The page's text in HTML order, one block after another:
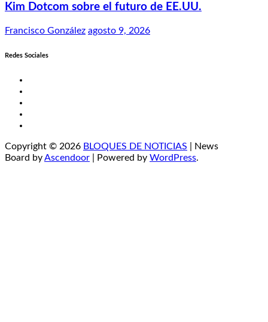
Kim Dotcom sobre el futuro de EE.UU.
Francisco González agosto 9, 2026
Redes Sociales
Copyright © 2026 BLOQUES DE NOTICIAS | News
Board byAscendoor | Powered by WordPress.